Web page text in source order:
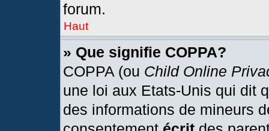
forum.
Haut
» Que signifie COPPA?
COPPA (ou Child Online
une loi aux Etats-Unis qui dit
des informations de mineurs